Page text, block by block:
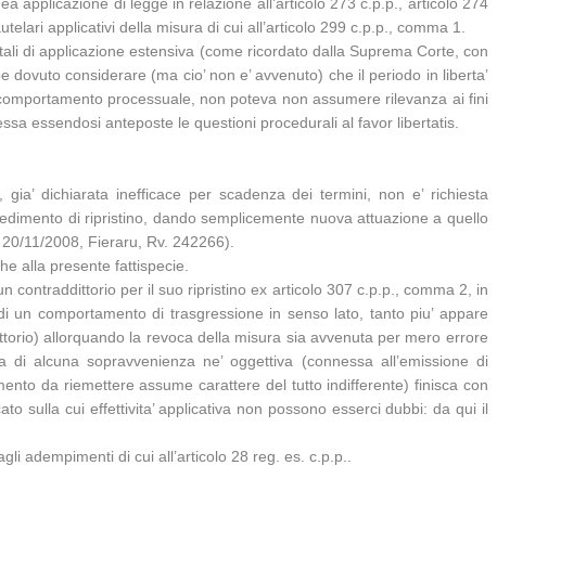
applicativi della misura di cui all’articolo 299 c.p.p., comma 1.
di applicazione estensiva (come ricordato dalla Suprema Corte, con
considerare (ma cio’ non e’ avvenuto) che il periodo in liberta’
processuale, non poteva non assumere rilevanza ai fini
essendosi anteposte le questioni procedurali al favor libertatis.
dichiarata inefficace per scadenza dei termini, non e’ richiesta
di ripristino, dando semplicemente nuova attuazione a quello
11/2008, Fieraru, Rv. 242266).
alla presente fattispecie.
contraddittorio per il suo ripristino ex articolo 307 c.p.p., comma 2, in
comportamento di trasgressione in senso lato, tanto piu’ appare
allorquando la revoca della misura sia avvenuta per mero errore
alcuna sopravvenienza ne’ oggettiva (connessa all’emissione di
da riemettere assume carattere del tutto indifferente) finisca con
sulla cui effettivita’ applicativa non possono esserci dubbi: da qui il
adempimenti di cui all’articolo 28 reg. es. c.p.p..